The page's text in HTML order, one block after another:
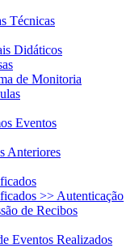
Técnicas
Didáticos
de Monitoria
Eventos
Anteriores
>> Autenticação
de Recibos
Eventos Realizados